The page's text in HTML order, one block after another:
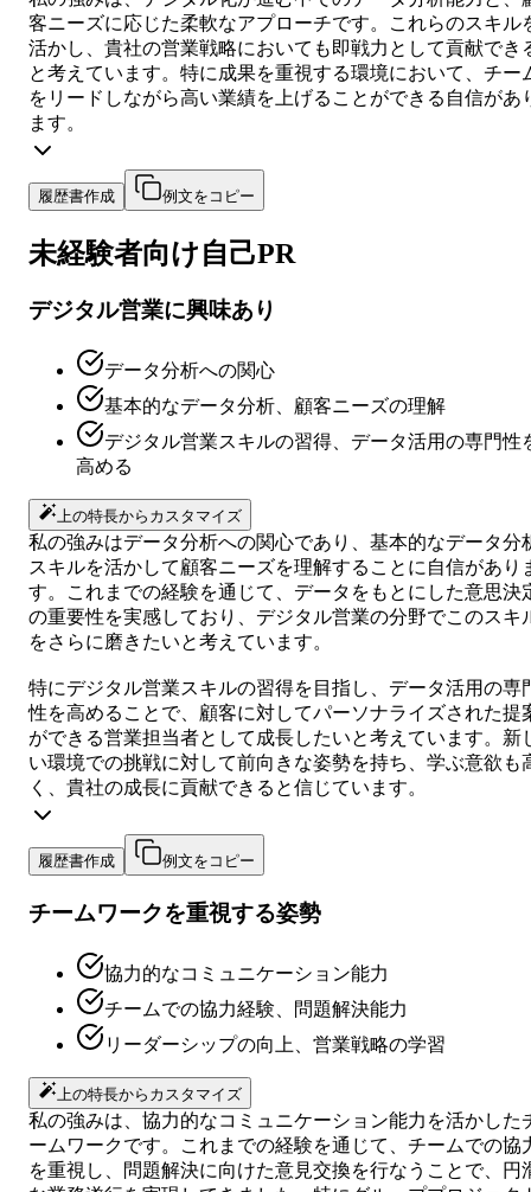
客ニーズに応じた柔軟なアプローチです。これらのスキル
活かし、貴社の営業戦略においても即戦力として貢献でき
と考えています。特に成果を重視する環境において、チー
をリードしながら高い業績を上げることができる自信があ
ます。
履歴書作成 例文をコピー
未経験者向け自己PR
デジタル営業に興味あり
データ分析への関心
基本的なデータ分析、顧客ニーズの理解
デジタル営業スキルの習得、データ活用の専門性
高める
上の特長からカスタマイズ
私の強みはデータ分析への関心であり、基本的なデータ分
スキルを活かして顧客ニーズを理解することに自信があり
す。これまでの経験を通じて、データをもとにした意思決
の重要性を実感しており、デジタル営業の分野でこのスキ
をさらに磨きたいと考えています。
特にデジタル営業スキルの習得を目指し、データ活用の専
性を高めることで、顧客に対してパーソナライズされた提
ができる営業担当者として成長したいと考えています。新
い環境での挑戦に対して前向きな姿勢を持ち、学ぶ意欲も
く、貴社の成長に貢献できると信じています。
履歴書作成 例文をコピー
チームワークを重視する姿勢
協力的なコミュニケーション能力
チームでの協力経験、問題解決能力
リーダーシップの向上、営業戦略の学習
上の特長からカスタマイズ
私の強みは、協力的なコミュニケーション能力を活かした
ームワークです。これまでの経験を通じて、チームでの協
を重視し、問題解決に向けた意見交換を行なうことで、円